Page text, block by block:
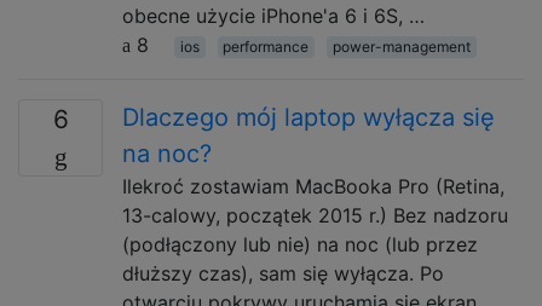
obecne użycie iPhone'a 6 i 6S, …
8
ios performance power-management
6
Dlaczego mój laptop wyłącza się
na noc?
Ilekroć zostawiam MacBooka Pro (Retina,
13-calowy, początek 2015 r.) Bez nadzoru
(podłączony lub nie) na noc (lub przez
dłuższy czas), sam się wyłącza. Po